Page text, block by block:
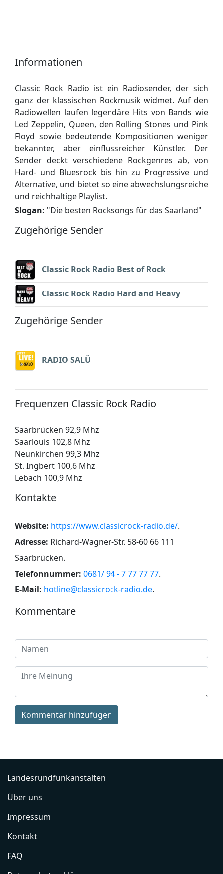
Informationen
Classic Rock Radio ist ein Radiosender, der sich
ganz der klassischen Rockmusik widmet. Auf den
Radiowellen laufen legendäre Hits von Bands wie
Led Zeppelin, Queen, den Rolling Stones und Pink
Floyd sowie bedeutende Kompositionen weniger
bekannter, aber einflussreicher Künstler. Der
Sender deckt verschiedene Rockgenres ab, von
Hard- und Bluesrock bis hin zu Progressive und
Alternative, und bietet so eine abwechslungsreiche
und reichhaltige Playlist.
Slogan: "Die besten Rocksongs für das Saarland"
Zugehörige Sender
Classic Rock Radio Best of Rock
Classic Rock Radio Hard and Heavy
Zugehörige Sender
RADIO SALÜ
Frequenzen Classic Rock Radio
Saarbrücken 92,9 Mhz
Saarlouis 102,8 Mhz
Neunkirchen 99,3 Mhz
St. Ingbert 100,6 Mhz
Lebach 100,9 Mhz
Kontakte
Website: https://www.classicrock-radio.de/.
Adresse: Richard-Wagner-Str. 58-60 66 111
Saarbrücken.
Telefonnummer: 0681/ 94 - 7 77 77 77.
E-Mail: hotline@classicrock-radio.de.
Kommentare
Kommentar hinzufügen
Landesrundfunkanstalten
Über uns
Impressum
Kontakt
FAQ